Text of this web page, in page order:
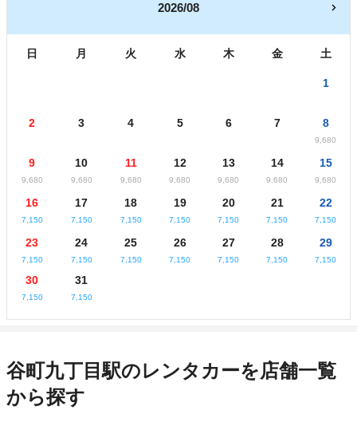
2026/08
日 月 火 水 木 金 土
1
2 3 4 5 6 7 8
9,680
9
9,680
10
9,680
11
9,680
12
9,680
13
9,680
14
9,680
15
9,680
16
7,150
17
7,150
18
7,150
19
7,150
20
7,150
21
7,150
22
7,150
23
7,150
24
7,150
25
7,150
26
7,150
27
7,150
28
7,150
29
7,150
30
7,150
31
7,150
谷町九丁目駅のレンタカーを店舗一覧
から探す